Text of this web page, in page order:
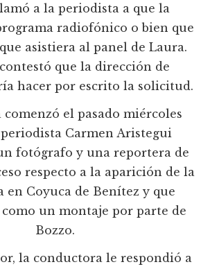
a la periodista a que la
radiofónico o bien que
asistiera al panel de Laura.
que la dirección de
hacer por escrito la solicitud.
comenzó el pasado miércoles
Carmen Aristegui
fotógrafo y una reportera de
respecto a la aparición de la
en Coyuca de Benítez y que
un montaje por parte de
Bozzo.
la conductora le respondió a